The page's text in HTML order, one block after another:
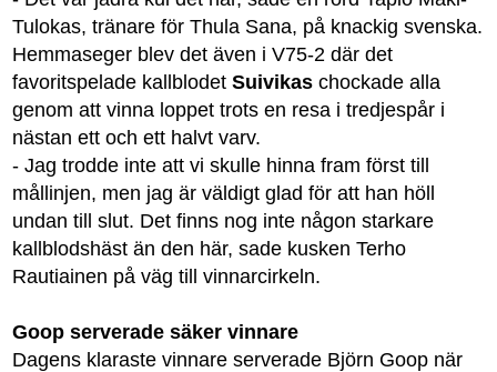
Tulokas, tränare för Thula Sana, på knackig svenska.
Hemmaseger blev det även i V75-2 där det
favoritspelade kallblodetSuivikas chockade alla
genom att vinna loppet trots en resa i tredjespår i
nästan ett och ett halvt varv.
- Jag trodde inte att vi skulle hinna fram först till
mållinjen, men jag är väldigt glad för att han höll
undan till slut. Det finns nog inte någon starkare
kallblodshäst än den här, sade kusken Terho
Rautiainen på väg till vinnarcirkeln.
Goop serverade säker vinnare
Dagens klaraste vinnare serverade Björn Goop när